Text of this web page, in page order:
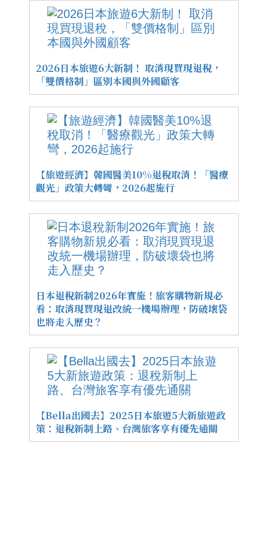
2026日本旅遊6大新制！ 取消現買現退稅，
「雙價格制」區別本國與外國顧客
【旅遊經濟】韓國醫美10%退稅取消！「醫療
觀光」政策大轉彎，2026起施行
日本退稅新制2026年實施！旅客購物新規必
看：取消現買現退改統一機場辦理，防破壞袋
也將走入歷史？
【Bella出國去】2025日本旅遊5大新旅遊政
策：退稅新制上路、台灣旅客享有優先通關